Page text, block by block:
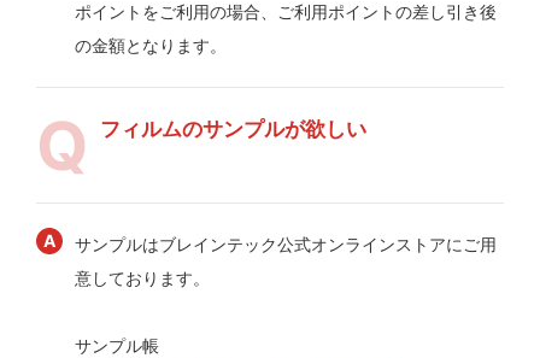
ポイントをご利用の場合、ご利用ポイントの差し引き後
の金額となります。
フィルムのサンプルが欲しい
サンプルはブレインテック公式オンラインストアにご用
意しております。
サンプル帳